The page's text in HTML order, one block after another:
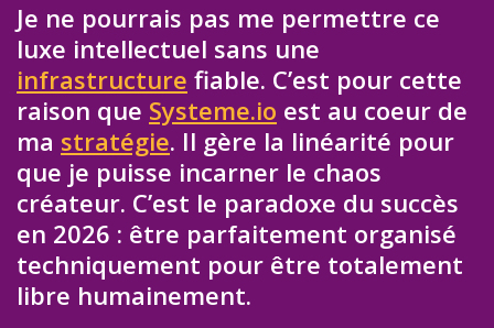
Je ne pourrais pas me permettre ce
luxe intellectuel sans une
infrastructure fiable. C’est pour cette
raison que Systeme.io est au coeur de
ma stratégie. Il gère la linéarité pour
que je puisse incarner le chaos
créateur. C’est le paradoxe du succès
en 2026 : être parfaitement organisé
techniquement pour être totalement
libre humainement.